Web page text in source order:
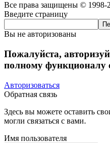
Все права защищены © 1998-
Введите страницу
Вы не авторизованы
Пожалуйста,
полному функционалу
Авторизоваться
Обратная связь
Здесь вы можете оставить
могли связаться с вами.
Имя пользователя